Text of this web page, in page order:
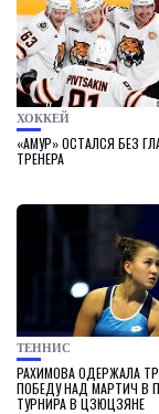
ХОККЕЙ
«АМУР» ОСТАЛСЯ БЕЗ
ТРЕНЕРА
ТЕННИС
РАХИМОВА ОДЕРЖАЛА
ПОБЕДУ НАД МАРТИЧ В
ТУРНИРА В ЦЗЮЦЗЯНЕ